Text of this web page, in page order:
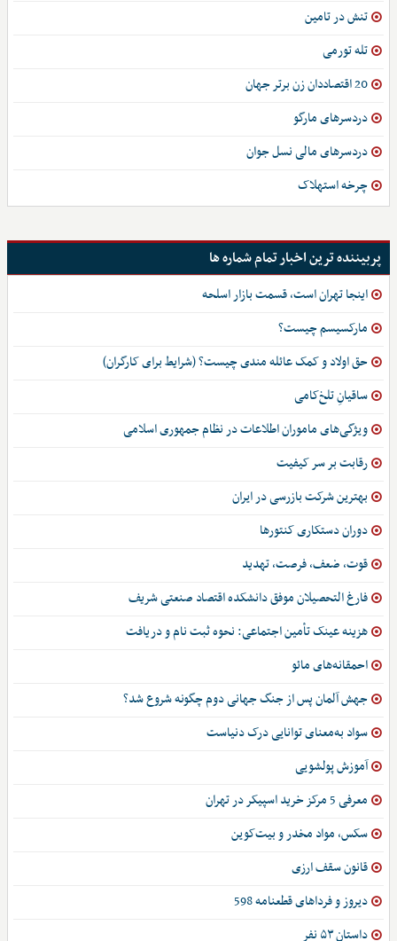
تنش در تامین
تله تورمی
20 اقتصاددان زن برتر جهان
دردسرهای مارگو
دردسرهای مالی نسل جوان
چرخه استهلاک
پربیننده ترین اخبار تمام شماره ها
اینجا تهران است، قسمت بازار اسلحه
مارکسیسم چیست؟
حق اولاد و کمک عائله مندی چیست؟ (شرایط برای کارگران)
ساقیانِ تلخ‌کامی
ویژگی‌های ماموران اطلاعات در نظام جمهوری اسلامی
رقابت بر سر کیفیت
بهترین شرکت بازرسی در ایران
دوران دستکاری کنتورها
قوت، ضعف، فرصت، تهدید
فارغ التحصیلان موفق دانشکده اقتصاد صنعتی شریف
هزینه عینک تأمین اجتماعی: نحوه ثبت نام و دریافت
احمقانه‌های مائو
جهش آلمان پس از جنگ جهانی دوم چگونه شروع شد؟
سواد به‌معنای توانایی درک دنیاست
آموزش پولشویی
معرفی 5 مرکز خرید اسپیکر در تهران
سکس، مواد مخدر و بیت‌کوین
قانون سقف ارزی
دیروز و فرداهای قطعنامه 598
داستان ۵۳ نفر